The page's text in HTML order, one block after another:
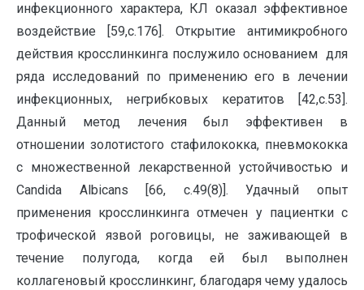
инфекционного характера, КЛ оказал эффективное
воздействие [59,с.176]. Открытие антимикробного
действия кросслинкинга послужило основанием для
ряда исследований по применению его в лечении
инфекционных, негрибковых кератитов [42,с.53].
Данный метод лечения был эффективен в
отношении золотистого стафилококка, пневмококка
с множественной лекарственной устойчивостью и
Candida Albicans [66, с.49(8)]. Удачный опыт
применения кросслинкинга отмечен у пациентки с
трофической язвой роговицы, не заживающей в
течение полугода, когда ей был выполнен
коллагеновый кросслинкинг, благодаря чему удалось